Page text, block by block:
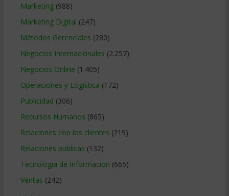
Marketing(988)
Marketing Digital (247)
Métodos Gerenciales (280)
Negocios Internacionales (2.257)
Negocios Online (1.405)
Operaciones y Logística (172)
Publicidad (306)
Recursos Humanos (865)
Relaciones con los clientes (219)
Relaciones publicas (132)
Tecnologia de Informacion (665)
Ventas (242)